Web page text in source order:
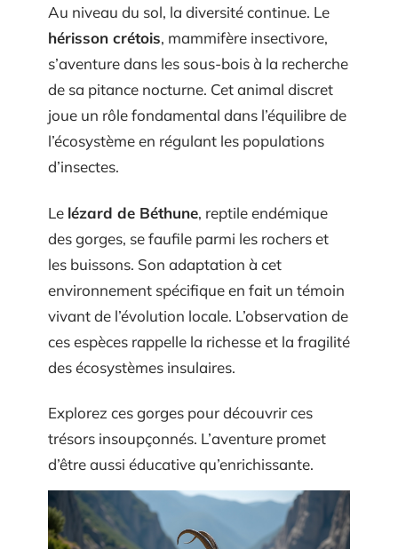
Au niveau du sol, la diversité continue. Le
hérisson crétois, mammifère insectivore,
s’aventure dans les sous-bois à la recherche
de sa pitance nocturne. Cet animal discret
joue un rôle fondamental dans l’équilibre de
l’écosystème en régulant les populations
d’insectes.
Le lézard de Béthune, reptile endémique
des gorges, se faufile parmi les rochers et
les buissons. Son adaptation à cet
environnement spécifique en fait un témoin
vivant de l’évolution locale. L’observation de
ces espèces rappelle la richesse et la fragilité
des écosystèmes insulaires.
Explorez ces gorges pour découvrir ces
trésors insoupçonnés. L’aventure promet
d’être aussi éducative qu’enrichissante.